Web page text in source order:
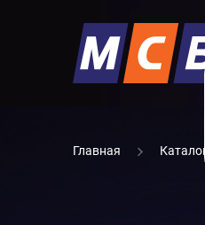
Главная Каталог